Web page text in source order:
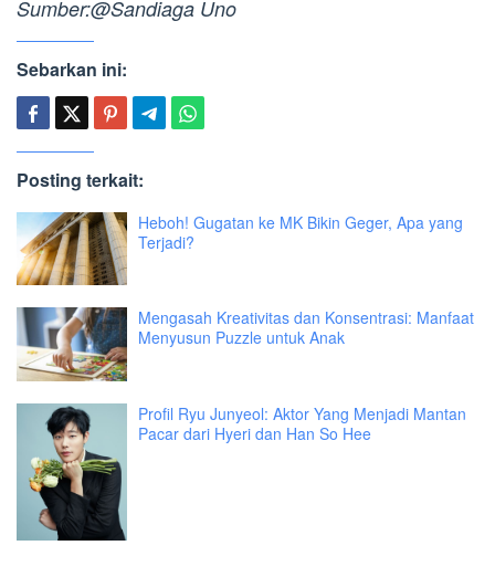
Sumber:@Sandiaga Uno
Sebarkan ini:
Posting terkait:
Heboh! Gugatan ke MK Bikin Geger, Apa yang
Terjadi?
Mengasah Kreativitas dan Konsentrasi: Manfaat
Menyusun Puzzle untuk Anak
Profil Ryu Junyeol: Aktor Yang Menjadi Mantan
Pacar dari Hyeri dan Han So Hee